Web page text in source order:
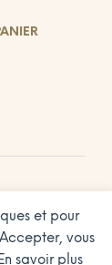
et pour
vous
savoir plus